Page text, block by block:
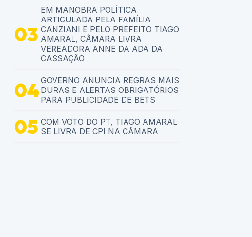
EM MANOBRA POLÍTICA
ARTICULADA PELA FAMÍLIA
CANZIANI E PELO PREFEITO TIAGO
AMARAL, CÂMARA LIVRA
VEREADORA ANNE DA ADA DA
CASSAÇÃO
GOVERNO ANUNCIA REGRAS MAIS
DURAS E ALERTAS OBRIGATÓRIOS
PARA PUBLICIDADE DE BETS
COM VOTO DO PT, TIAGO AMARAL
SE LIVRA DE CPI NA CÂMARA